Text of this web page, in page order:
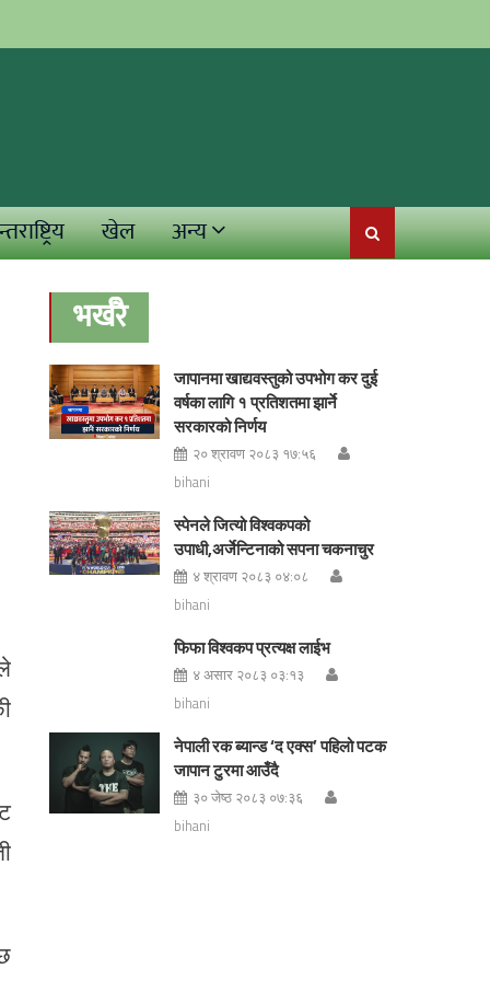
खेल अन्य
भर्खरै
जापानमा खाद्यवस्तुको उपभोग कर दुई
वर्षका लागि १ प्रतिशतमा झार्ने
सरकारको निर्णय
२० श्रावण २०८३ १७:५६
bihani
स्पेनले जित्यो विश्वकपको
उपाधी,अर्जेन्टिनाको सपना चकनाचुर
४ श्रावण २०८३ ०४:०८
bihani
फिफा विश्वकप प्रत्यक्ष लाईभ
४ असार २०८३ ०३:१३
bihani
नेपाली रक ब्यान्ड ‘द एक्स’ पहिलो पटक
जापान टुरमा आउँदै
३० जेष्ठ २०८३ ०७:३६
bihani